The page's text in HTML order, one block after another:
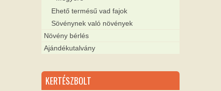
Ehető termésű vad fajok
Sövénynek való növények
Növény bérlés
Ajándékutalvány
KERTÉSZBOLT